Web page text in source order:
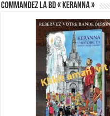
Commandez la BD « Keranna »